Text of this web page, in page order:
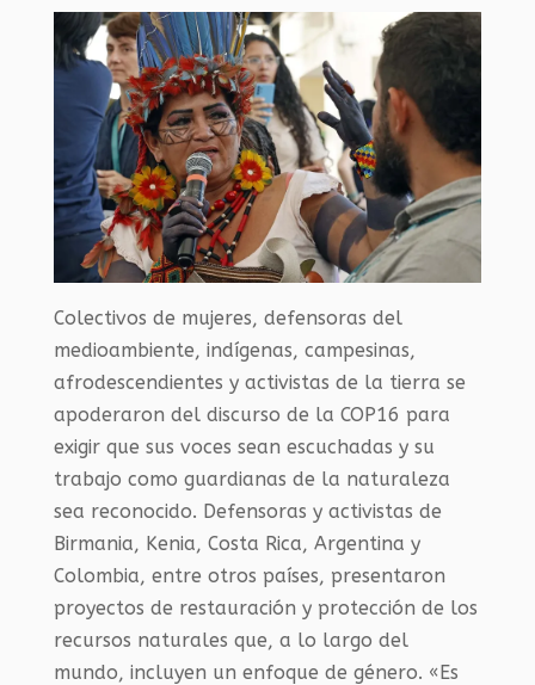
Colectivos de mujeres, defensoras del
medioambiente, indígenas, campesinas,
afrodescendientes y activistas de la tierra se
apoderaron del discurso de la COP16 para
exigir que sus voces sean escuchadas y su
trabajo como guardianas de la naturaleza
sea reconocido. Defensoras y activistas de
Birmania, Kenia, Costa Rica, Argentina y
Colombia, entre otros países, presentaron
proyectos de restauración y protección de los
recursos naturales que, a lo largo del
mundo, incluyen un enfoque de género. «Es